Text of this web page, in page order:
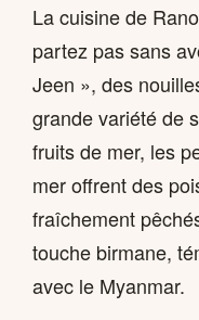
La cuisine de
partez pas sans
Jeen », des
grande variété de
fruits de mer, les
mer offrent des
fraîchement
touche birmane,
avec le Myanmar.